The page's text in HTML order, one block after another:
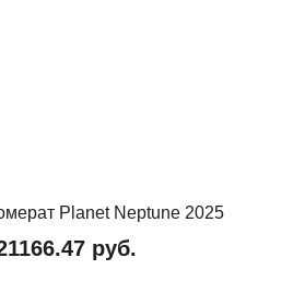
Planet Neptune 2025
руб.